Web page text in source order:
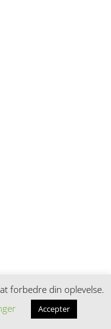
forbedre din oplevelse.
Accepter